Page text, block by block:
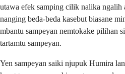
utawa efek samping cilik nalika ngalih
nanging beda-beda kasebut biasane
mbantu sampeyan nemtokake pilihan
tartamtu sampeyan.
Yen sampeyan saiki njupuk Humira